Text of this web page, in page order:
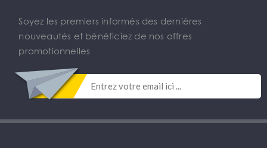
Soyez les premiers informés des dernières
nouveautés et bénéficiez de nos offres
promotionnelles